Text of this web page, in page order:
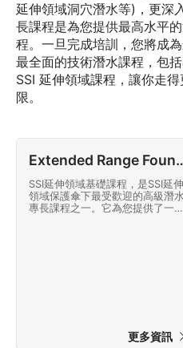
延伸領域洞穴潛水等)，更深
長課程是為您提供最高水平
程。一旦完成培訓，您將成
最全面的技術潛水課程，包
SSI 延伸領域課程，讓你走
限。
Extended
SSI延伸領域基礎課程，是SSI延伸
領域保護傘下最受歡迎的高級潛
專長課程之一。它為您提供了一個
更多資訊